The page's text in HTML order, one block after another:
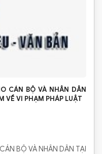
CÁN BỘ VÀ NHÂN DÂN
VỀ VI PHẠM PHÁP LUẬT
BỘ VÀ NHÂN DÂN TẠI